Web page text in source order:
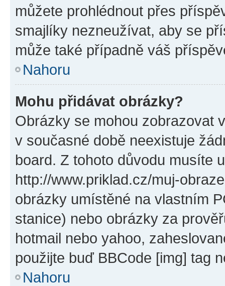
můžete prohlédnout přes
smajlíky nezneužívat, aby se
může také případně váš
Nahoru
Mohu přidávat obrázky?
Obrázky se mohou zobrazovat
v současné době neexistuje
board. Z tohoto důvodu musíte
http://www.priklad.cz/muj-
obrázky umístěné na vlastním
stanice) nebo obrázky za
hotmail nebo yahoo,
použijte buď BBCode [img] tag
Nahoru